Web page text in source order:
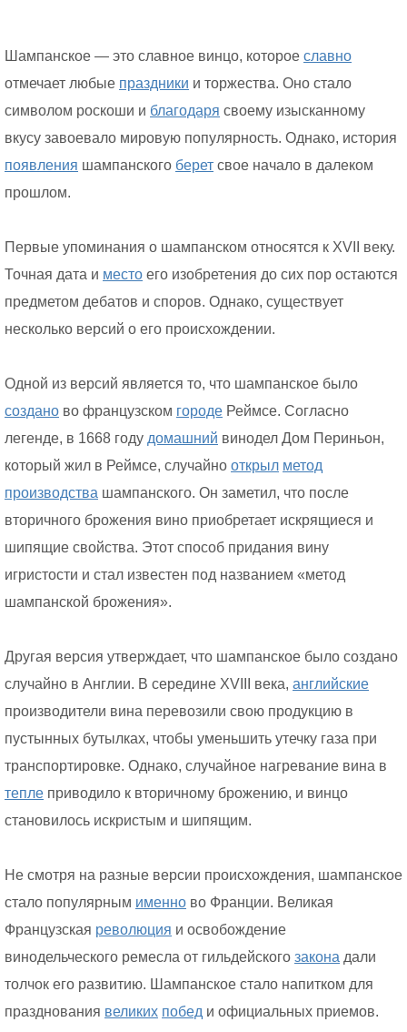
Шампанское — это славное винцо, которое славно
отмечает любые праздники и торжества. Оно стало
символом роскоши и благодаря своему изысканному
вкусу завоевало мировую популярность. Однако, история
появления шампанского берет свое начало в далеком
прошлом.
Первые упоминания о шампанском относятся к XVII веку.
Точная дата и место его изобретения до сих пор остаются
предметом дебатов и споров. Однако, существует
несколько версий о его происхождении.
Одной из версий является то, что шампанское было
создано во французском городе Реймсе. Согласно
легенде, в 1668 году домашний винодел Дом Периньон,
который жил в Реймсе, случайно открыл метод
производства шампанского. Он заметил, что после
вторичного брожения вино приобретает искрящиеся и
шипящие свойства. Этот способ придания вину
игристости и стал известен под названием «метод
шампанской брожения».
Другая версия утверждает, что шампанское было создано
случайно в Англии. В середине XVIII века, английские
производители вина перевозили свою продукцию в
пустынных бутылках, чтобы уменьшить утечку газа при
транспортировке. Однако, случайное нагревание вина в
тепле приводило к вторичному брожению, и винцо
становилось искристым и шипящим.
Не смотря на разные версии происхождения, шампанское
стало популярным именно во Франции. Великая
Французская революция и освобождение
винодельческого ремесла от гильдейского закона дали
толчок его развитию. Шампанское стало напитком для
празднования великих побед и официальных приемов.